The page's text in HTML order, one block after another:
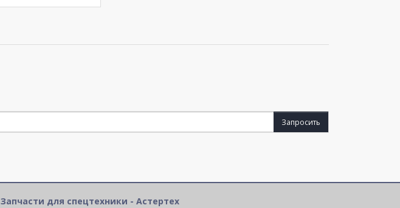
Запросить
Запчасти для спецтехники - Астертех